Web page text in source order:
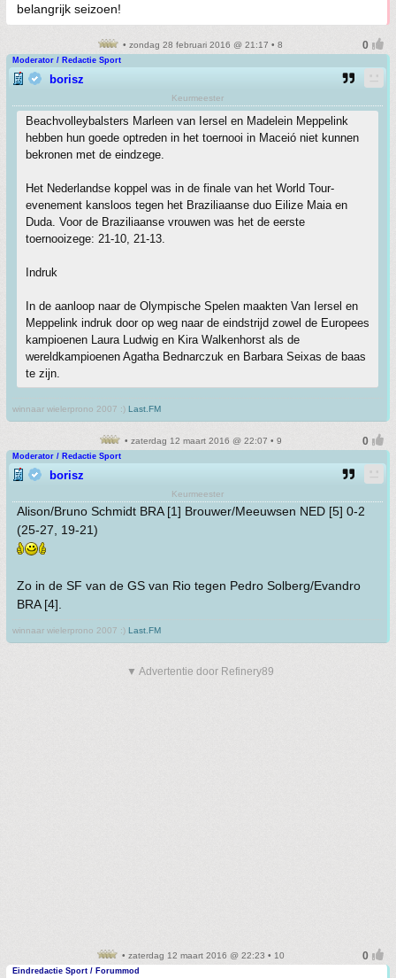
belangrijk seizoen!
• zondag 28 februari 2016 @ 21:17 • 8
Moderator / Redactie Sport
borisz
Keurmeester
Beachvolleybalsters Marleen van Iersel en Madelein Meppelink
hebben hun goede optreden in het toernooi in Maceió niet kunnen
bekronen met de eindzege.
Het Nederlandse koppel was in de finale van het World Tour-
evenement kansloos tegen het Braziliaanse duo Eilize Maia en
Duda. Voor de Braziliaanse vrouwen was het de eerste
toernooizege: 21-10, 21-13.
Indruk
In de aanloop naar de Olympische Spelen maakten Van Iersel en
Meppelink indruk door op weg naar de eindstrijd zowel de Europees
kampioenen Laura Ludwig en Kira Walkenhorst als de
wereldkampioenen Agatha Bednarczuk en Barbara Seixas de baas
te zijn.
winnaar wielerprono 2007 :) Last.FM
• zaterdag 12 maart 2016 @ 22:07 • 9
Moderator / Redactie Sport
borisz
Keurmeester
Alison/Bruno Schmidt BRA [1] Brouwer/Meeuwsen NED [5] 0-2
(25-27, 19-21)
Zo in de SF van de GS van Rio tegen Pedro Solberg/Evandro
BRA [4].
winnaar wielerprono 2007 :) Last.FM
▼ Advertentie door Refinery89
• zaterdag 12 maart 2016 @ 22:23 • 10
Eindredactie Sport / Forummod